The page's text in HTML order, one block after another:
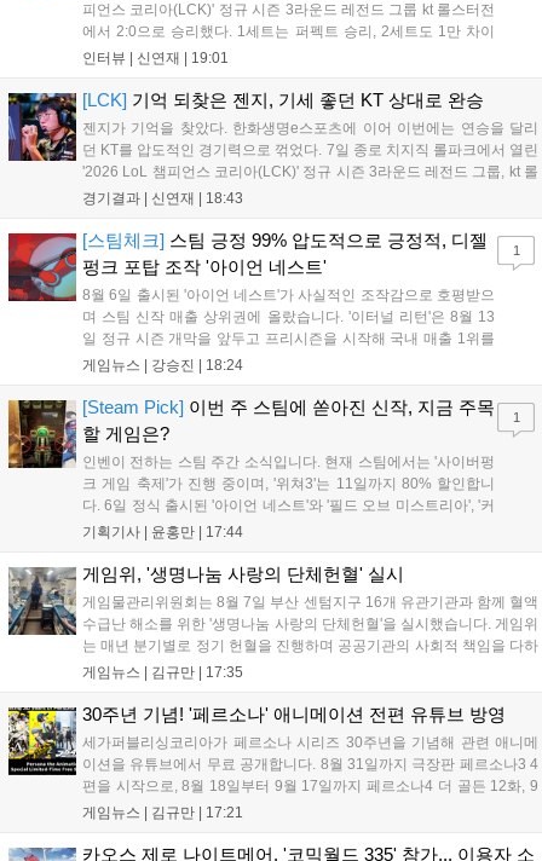
피언스 코리아(LCK)' 정규 시즌 3라운드 레전드 그룹 kt 롤스터전
에서 2:0으로 승리했다. 1세트는 퍼펙트 승리, 2세트도 1만 차이
를 벌리며 25분 만에 승리하면서 말 그대로 압도적인 경기력을 선
하며 POM에 선정됐...
인터뷰 | 신연재 19:01
[LCK] 기억 되찾은 젠지, 기세 좋던 KT 상대로 완승
젠지가 기억을 찾았다. 한화생명e스포츠에 이어 이번에는 연승을 달리
던 KT를 압도적인 경기력으로 꺾었다. 7일 종로 치지직 롤파크에서 열린
'2026 LoL 챔피언스 코리아(LCK)' 정규 시즌 3라운드 레전드 그룹, kt 롤
스터와 젠지 e스포츠의 대결에서 젠지가 압승을 거뒀다. 개막주까지만
경기결과 | 신연재 18:43
[스팀체크] 스팀 긍정 99% 압도적으로 긍정적, 디젤
펑크 포탑 조작 '아이언 네스트'
8월 6일 출시된 '아이언 네스트'가 사실적인 조작감으로 호평받으
며 스팀 신작 매출 상위권에 올랐습니다. '이터널 리턴'은 8월 13
일 정규 시즌 개막을 앞두고 프리시즌을 시작해 국내 매출 1위를
기록했습니다. 25주년을 맞은 '고스트 리콘' 시리즈는 8월 6일 쇼
'마블 투혼: 파이팅 소울즈'와 레트로 수리 시뮬레이션 '리스토
리'도 스팀에 정식 출시되었습니다....
게임뉴스 | 강승진 18:24
1
[Steam Pick] 이번 주 스팀에 쏟아진 신작, 지금 주목
할 게임은?
인벤이 전하는 스팀 주간 소식입니다. 현재 스팀에서는 '사이버펑
크 게임 축제'가 진행 중이며, '위쳐3'는 11일까지 80% 할인합니
다. 6일 정식 출시된 '아이언 네스트'와 '필드 오브 미스트리아', '커
세어 코브'가 호평받고 있습니다. 한편, 7일 출시된 '마블 투혼'은
다. 유비소프트의 '고스트리콘: 와일드랜드'는 7년 만의 대규모 업
데이트 '라스트 라이츠'와 함께 95% 할인 중입니다....
기획기사 | 윤홍만 17:44
1
게임위, '생명나눔 사랑의 단체헌혈' 실시
게임물관리위원회는 8월 7일 부산 센텀지구 16개 유관기관과 함께 혈액
수급난 해소를 위한 '생명나눔 사랑의 단체헌혈'을 실시했습니다. 게임위
는 매년 분기별로 정기 헌혈을 진행하며 공공기관의 사회적 책임을 다하
고 있으며, 이번 행사에는 영화진흥위원회 등 14개 기관 임직원이 동참
따뜻한 실천에 참여한 모든 임직원에게 감사의 뜻을 전하며 헌혈 문화
확산에 앞장섰습니다....
게임뉴스 | 김규만 17:35
30주년 기념! '페르소나' 애니메이션 전편 유튜브 방영
세가퍼블리싱코리아가 페르소나 시리즈 30주년을 기념해 관련 애니메
이션을 유튜브에서 무료 공개합니다. 8월 31일까지 극장판 페르소나3 4
편을 시작으로, 8월 18일부터 9월 17일까지 페르소나4 더 골든 12화, 9
월 15일부터 10월 14일까지 페르소나5 시리즈가 순차 공개됩니다. 또한
영상 및 대형 전광판에 소개될 예정입니다....
게임뉴스 | 김규만 17:21
카오스 제로 나이트메어, '코믹월드 335' 참가... 이용자 소